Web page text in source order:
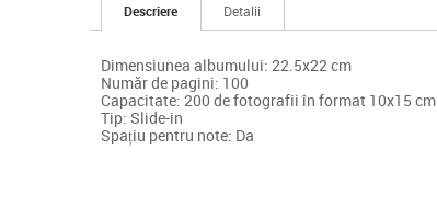
Descriere Detalii
Dimensiunea albumului: 22.5x22 cm
Număr de pagini: 100
Capacitate: 200 de fotografii în format 10x15 cm
Tip: Slide-in
Spațiu pentru note: Da